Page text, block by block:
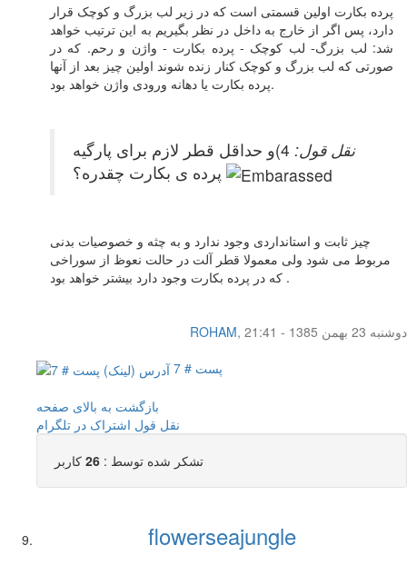
پرده بکارت اولین قسمتی است که در زیر لب بزرگ و کوچک قرار
دارد، پس اگر از خارج به داخل در نظر بگیریم به این ترتیب خواهد
شد: لب بزرگ- لب کوچک - پرده بکارت - واژن و رحم. که در
صورتی که لب بزرگ و کوچک کنار زنده شوند اولین چیز بعد از آنها
پرده بکارت یا دهانه ورودی واژن خواهد بود.
نقل قول:
4)و حداقل قطر لازم برای پارگیه
چیز ثابت و استانداردی وجود ندارد و به چثه و خصوصیات بدنی
مربوط می شود ولی معمولا قطر آلت در حالت نعوظ از سوراخی
که در پرده بکارت وجود دارد بیشتر خواهد بود .
ROHAM,
دوشنبه 23 بهمن 1385 - 21:41
پست # 7
بازگشت به بالای صفحه
نقل قول اشتراک در تلگرام
تشکر شده توسط : 26 کاربر
flowerseajungle